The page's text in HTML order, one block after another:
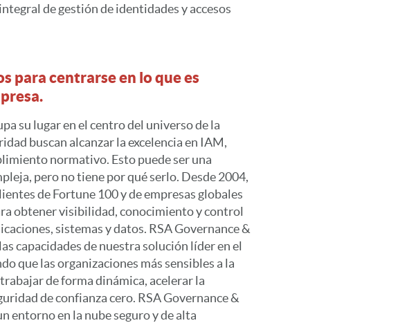
de gestión de identidades y accesos
para centrarse en lo que es
su lugar en el centro del universo de la
buscan alcanzar la excelencia en IAM,
normativo. Esto puede ser una
pero no tiene por qué serlo. Desde 2004,
de Fortune 100 y de empresas globales
obtener visibilidad, conocimiento y control
sistemas y datos. RSA Governance &
capacidades de nuestra solución líder en el
que las organizaciones más sensibles a la
de forma dinámica, acelerar la
de confianza cero. RSA Governance &
entorno en la nube seguro y de alta